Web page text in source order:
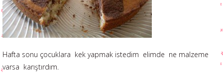
Hafta sonu çocuklara kek yapmak istedim elimde ne malzeme
varsa karıştırdım.